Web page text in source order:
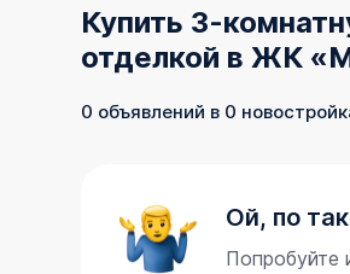
Купить 3-
отделкой в ЖК
0 объявлений в 0
Ой, по
Попробуйте